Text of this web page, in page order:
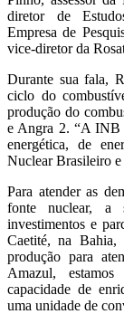
diretor de
Empresa de
vice-diretor da
Durante sua fala,
ciclo do
produção do
e Angra 2. “A INB
energética, de
Nuclear Brasileiro
Para atender as
fonte nuclear, a
investimentos e
Caetité, na Bahia,
produção para
Amazul,
capacidade de
uma unidade de